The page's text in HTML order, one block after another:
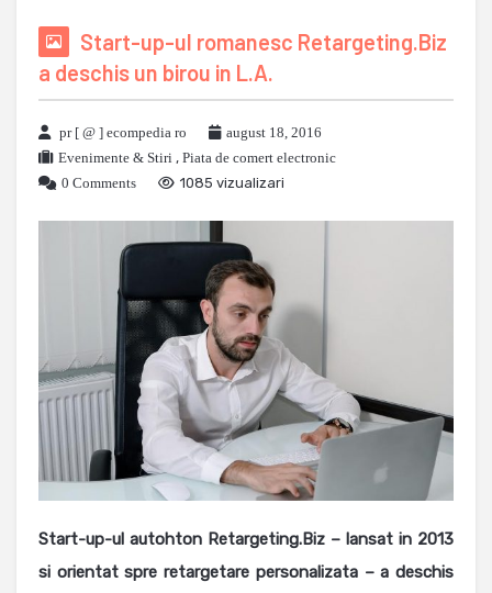
Start-up-ul romanesc Retargeting.Biz
a deschis un birou in L.A.
pr [ @ ] ecompedia ro
august 18, 2016
Evenimente & Stiri , Piata de comert electronic
0 Comments
1085 vizualizari
Start-up-ul autohton Retargeting.Biz – lansat in 2013
si orientat spre retargetare personalizata – a deschis